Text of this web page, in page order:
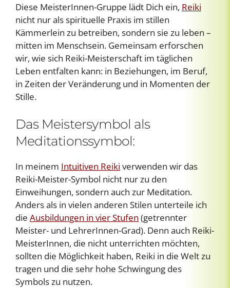
Diese MeisterInnen-Gruppe lädt Dich ein, Reiki
nicht nur als spirituelle Praxis im stillen
Kämmerlein zu betreiben, sondern sie zu leben –
mitten im Menschsein. Gemeinsam erforschen
wir, wie sich Reiki-Meisterschaft im täglichen
Leben entfalten kann: in Beziehungen, im Beruf,
in Zeiten der Veränderung und in Momenten der
Stille.
Das Meistersymbol als
Meditationssymbol:
In meinem Intuitiven Reiki verwenden wir das
Reiki-Meister-Symbol nicht nur zu den
Einweihungen, sondern auch zur Meditation.
Anders als in vielen anderen Stilen unterteile ich
die Ausbildungen in vier Stufen (getrennter
Meister- und LehrerInnen-Grad). Denn auch Reiki-
MeisterInnen, die nicht unterrichten möchten,
sollten die Möglichkeit haben, Reiki in die Welt zu
tragen und die sehr hohe Schwingung des
Symbols zu nutzen.